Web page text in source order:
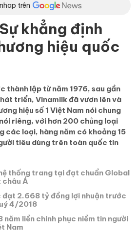
trên
khẳng định
hiệu quốc
thành lập từ năm 1976, sau gần
triển, Vinamilk đã vươn lên và
hiệu số 1 Việt Nam nói chung
riêng, với hơn 200 chủng loại
các loại, hàng năm có khoảng 15
tiêu dùng trên toàn quốc tin
thống trang tại đạt chuẩn Global
châu Á
đạt 2.668 tỷ đồng lợi nhuận trước
4/2018
năm liền chinh phục niềm tin người
Nam